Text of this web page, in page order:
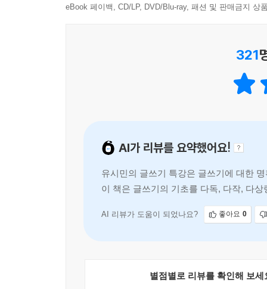
2. 자기소개서부터 기업의 인문학 논술 시험, 칼럼,
무언가를 지어내는 상상력, 남들과는 다른 방식
글쓰기보다 재능의 영향을 훨씬 덜 받는다.
만약 시인이나 소설가가 되려고 하는 게 아니
두려워할 필요가 없다. 잘되지 않는다고 해서 조
흔히 글쓰기도 방법을 배우면 할 수 있다고 생
eBook 페이백, CD/LP, DVD/Blu-ray, 패션 및 판매금지 상
321
AI가 리뷰를 요약했어요!
유시민의 글쓰기 특강은 글쓰기에 대한
이 책은 글쓰기의 기초를 다독, 다작, 다
꿀팁을 제공한다. 글쓰기의 궁